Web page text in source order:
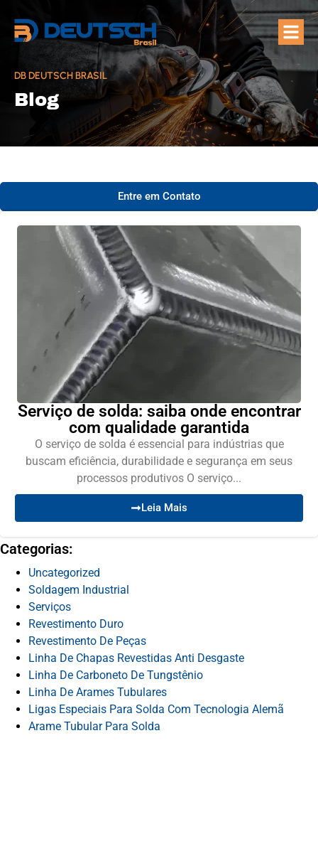
DB DEUTSCH BRASIL
Blog
Entre em Contato
Serviço de solda: saiba onde encontrar
com qualidade garantida
O serviço de solda é essencial para indústrias que
buscam eficiência, durabilidade e segurança em seus
processos produtivos O serviço...
Leia Mais
Categorias:
Uncategorized
Soldagem Industrial
Serviços
Revestimento Duro
Revestimento De Peças
Linha De Chapas Revestidas Anti Desgaste
Linha De Carboneto De Tungstênio
Linha De Arames Tubulares
Ligas Especiais Para Solda Com Tecnologia Alemã
Arame Tubular Para Solda